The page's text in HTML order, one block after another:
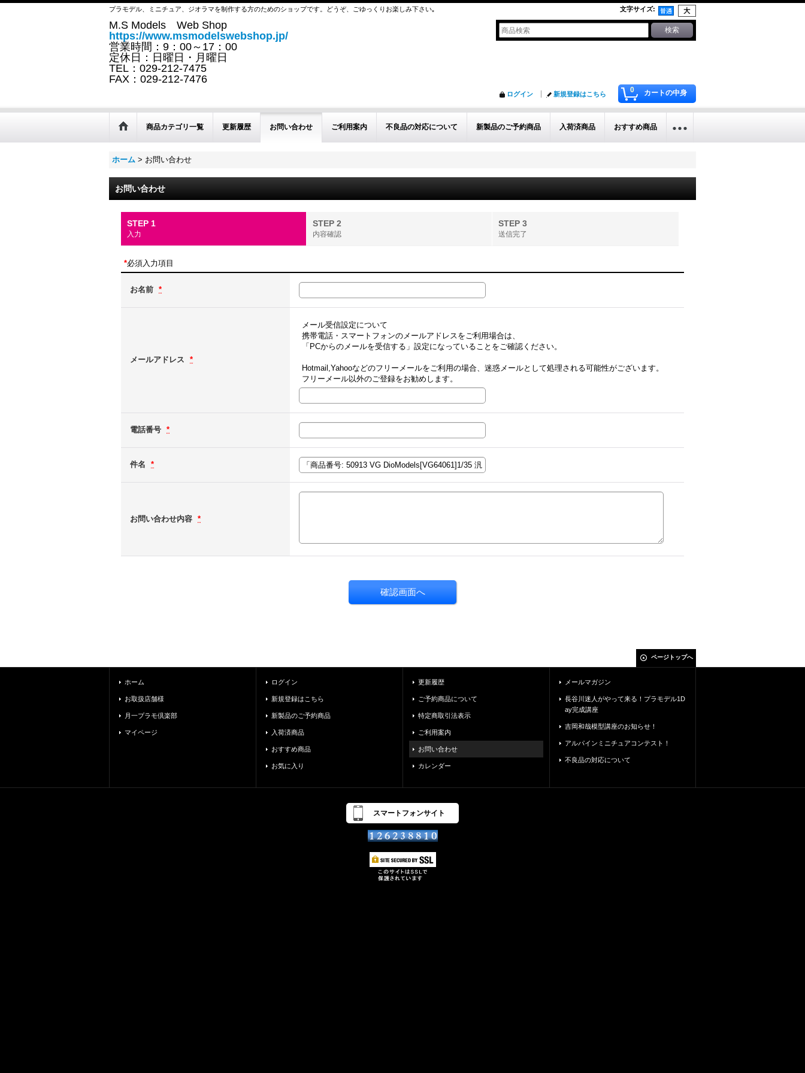
プラモデル、ミニチュア、ジオラマを制作する方のためのショップです。どうぞ、ごゆっくりお楽しみ下さい｡ 文字サイズ:
M.S Models Web Shop
https://www.msmodelswebshop.jp/
営業時間：9：00～17：00
定休日：日曜日・月曜日
TEL：029-212-7475
FAX：029-212-7476
0 カートの中身
ログイン 新規登録はこちら
商品カテゴリ一覧 更新履歴 お問い合わせ ご利用案内 不良品の対応について 新製品のご予約商品 入荷済商品 おすすめ商品
ホーム > お問い合わせ
お問い合わせ
STEP 1
入力
STEP 2
内容確認
STEP 3
送信完了
*必須入力項目
お名前 *
メールアドレス *
メール受信設定について
携帯電話・スマートフォンのメールアドレスをご利用場合は、
「PCからのメールを受信する」設定になっていることをご確認ください。
Hotmail,Yahooなどのフリーメールをご利用の場合、迷惑メールとして処理される可能性がございます。
フリーメール以外のご登録をお勧めします。
電話番号 *
件名 *
お問い合わせ内容 *
ページトップへ
ホーム
お取扱店舗様
月一プラモ倶楽部
マイページ
ログイン
新規登録はこちら
新製品のご予約商品
入荷済商品
おすすめ商品
お気に入り
更新履歴
ご予約商品について
特定商取引法表示
ご利用案内
お問い合わせ
カレンダー
メールマガジン
長谷川迷人がやって来る！プラモデル1D
ay完成講座
吉岡和哉模型講座のお知らせ！
アルパインミニチュアコンテスト！
不良品の対応について
スマートフォンサイト